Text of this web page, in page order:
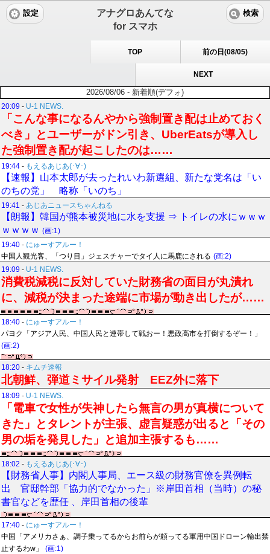
アナグロあんてな
for スマホ
設定 検索
TOP 前の日(08/05)
NEXT
2026/08/06 - 新着順(デフォ)
20:09 - U-1 NEWS.
「こんな事になるんやから強制置き配は止めておく
べき」とユーザーがドン引き、UberEatsが導入し
た強制置き配が起こしたのは……
19:44 - もえるあじあ(･∀･)
【速報】山本太郎が去ったれいわ新選組、新たな党名は「い
のちの党」 略称「いのち」
19:41 - あじあニュースちゃんねる
【朗報】韓国が熊本被災地に水を支援 ⇒ トイレの水にｗｗｗ
ｗｗｗｗ (画:1)
19:40 - にゅーすアルー！
中国人観光客、「つり目」ジェスチャーでタイ人に馬鹿にされる (画:2)
19:09 - U-1 NEWS.
消費税減税に反対していた財務省の面目が丸潰れ
に、減税が決まった途端に市場が動き出したが……
18:40 - にゅーすアルー！
パヨク「アジア人民、中国人民と連帯して戦おー！悪政高市を打倒するぞー！」
(画:2)
18:20 - キムチ速報
北朝鮮、弾道ミサイル発射 EEZ外に落下
18:09 - U-1 NEWS.
「電車で女性が失神したら無言の男が真横について
きた」とタレントが主張、虚言疑惑が出ると「その
男の垢を発見した」と追加主張するも……
18:02 - もえるあじあ(･∀･)
【財務省人事】内閣人事局、エース級の財務官僚を異例転
出 官邸幹部「協力的でなかった」※岸田首相（当時）の秘
書官などを歴任 、岸田首相の後輩
17:40 - にゅーすアルー！
中国「アメリカさぁ、調子乗ってるからお前らが頼ってる軍用中国ドローン輸出禁
止するわw」
(画:1)